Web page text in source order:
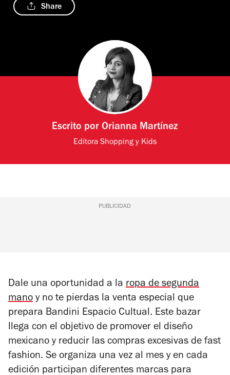
Share
Escrito porOrianna Martínez
Editora Shopping y Kids
PUBLICIDAD
Dale una oportunidad a la ropa de segunda
mano y no te pierdas la venta especial que
prepara Bandini Espacio Cultual. Este bazar
llega con el objetivo de promover el diseño
mexicano y reducir las compras excesivas de fast
fashion. Se organiza una vez al mes y en cada
edición participan diferentes marcas para